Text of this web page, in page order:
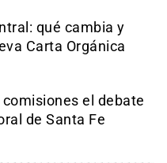
qué cambia y
Carta Orgánica
el debate
de Santa Fe